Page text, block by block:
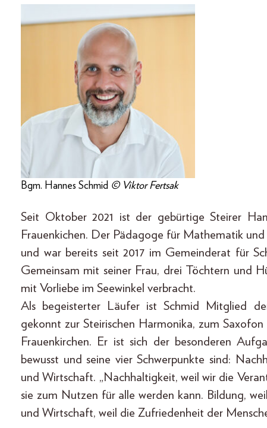
Bgm. Hannes Schmid © Viktor Fertsak
Seit Oktober 2021 ist der gebürtige Steirer
Frauenkichen. Der Pädagoge für Mathematik
und war bereits seit 2017 im Gemeinderat für
Gemeinsam mit seiner Frau, drei Töchtern und
mit Vorliebe im Seewinkel verbracht.
Als begeisterter Läufer ist Schmid Mitglied
gekonnt zur Steirischen Harmonika, zum
Frauenkirchen. Er ist sich der besonderen
bewusst und seine vier Schwerpunkte sind:
und Wirtschaft. „Nachhaltigkeit, weil wir die
sie zum Nutzen für alle werden kann. Bildung,
und Wirtschaft, weil die Zufriedenheit der